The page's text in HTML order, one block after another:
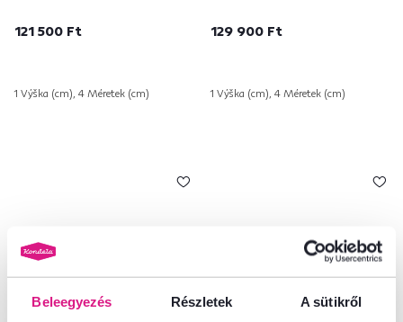
Beleegyezés Részletek A sütikről
121 500 Ft
1 Výška (cm), 4 Méretek (cm)
129 900 Ft
1 Výška (cm), 4 Méretek (cm)